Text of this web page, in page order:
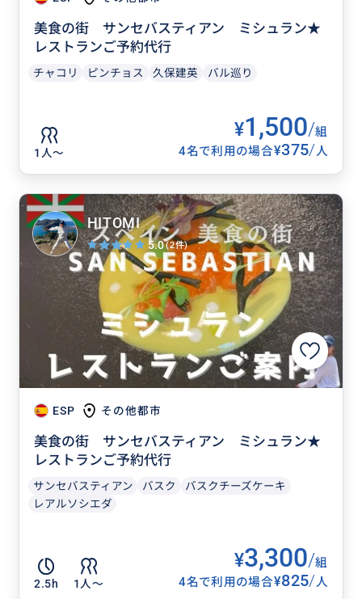
美食の街 サンセバスティアン ミシュラン★
レストランご予約代行
チャコリ ピンチョス 久保建英 バル巡り
1人〜
¥1,500/組
4名で利用の場合¥375/人
ESP その他都市
美食の街 サンセバスティアン ミシュラン★
レストランご予約代行
サンセバスティアン バスク
バスクチーズケーキ
レアルソシエダ
2.5h 1人〜
¥3,300/組
4名で利用の場合¥825/人
HITOMI
5.0(2件)